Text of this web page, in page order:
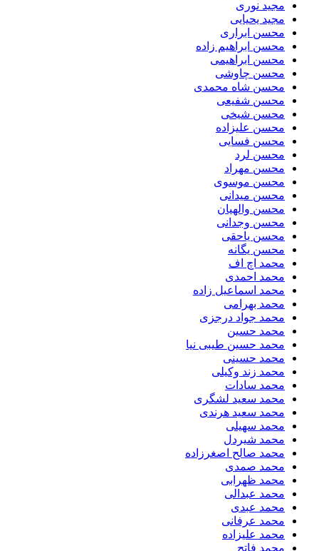
مجید نوری
مجید یحیایی
محسن ابراری
محسن ابراهیم زاده
محسن ابراهیمی
محسن چاوشی
محسن شاه محمدی
محسن شفیعی
محسن شیخی
محسن علیزاده
محسن فسایی
محسن لرد
محسن مهراد
محسن موسوی
محسن میدانی
محسن والهیان
محسن وجدانی
محسن یاحقی
محسن یگانه
محمد اچ اف
محمد احمدی
محمد اسماعیل زاده
محمد بهرامی
محمد جواد درجزی
محمد حسین
محمد حسین طیبی نیا
محمد حسینی
محمد زند وکیلی
محمد سادات
محمد سعید لشگری
محمد سعید هرندی
محمد سهیلی
​محمد شیردل
محمد صالح اصغرزاده
محمد صمدی
محمد ظهرابی
محمد عبدالی
محمد عبدی
محمد عرفانی
محمد علیزاده
محمد فاتح